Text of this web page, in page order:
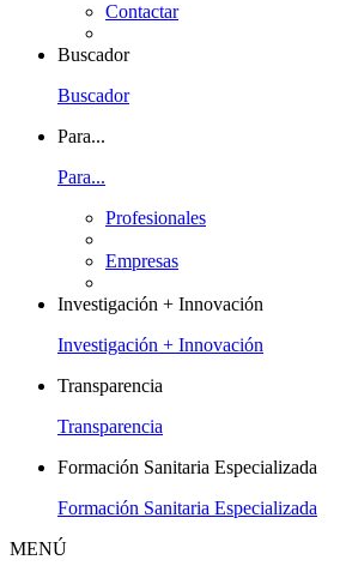
Contactar
Buscador
Buscador
Para...
Para...
Profesionales
Empresas
Investigación + Innovación
Investigación + Innovación
Transparencia
Transparencia
Formación Sanitaria Especializada
Formación Sanitaria Especializada
MENÚ